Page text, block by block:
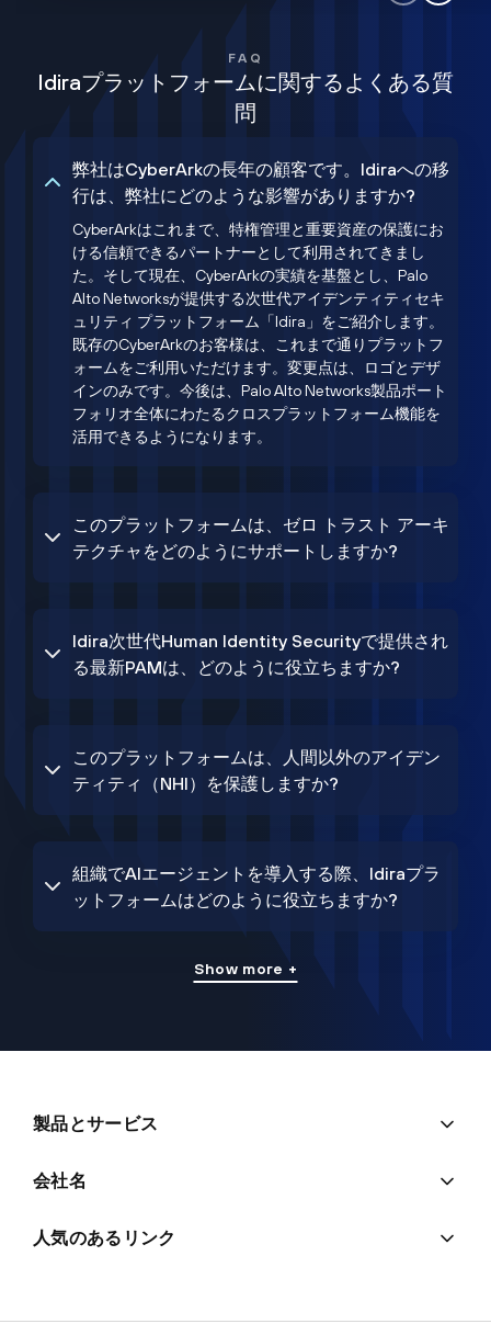
FAQ
Idiraプラットフォームに関するよくある質
問
弊社はCyberArkの長年の顧客です。Idiraへの移
行は、弊社にどのような影響がありますか?
CyberArkはこれまで、特権管理と重要資産の保護にお
ける信頼できるパートナーとして利用されてきまし
た。そして現在、CyberArkの実績を基盤とし、Palo
Alto Networksが提供する次世代アイデンティティセキ
ュリティ プラットフォーム「Idira」をご紹介します。
既存のCyberArkのお客様は、これまで通りプラットフ
ォームをご利用いただけます。変更点は、ロゴとデザ
インのみです。今後は、Palo Alto Networks製品ポート
フォリオ全体にわたるクロスプラットフォーム機能を
活用できるようになります。
このプラットフォームは、ゼロ トラスト アーキ
テクチャをどのようにサポートしますか?
Idira次世代Human Identity Securityで提供され
る最新PAMは、どのように役立ちますか?
このプラットフォームは、人間以外のアイデン
ティティ（NHI）を保護しますか?
組織でAIエージェントを導入する際、Idiraプラ
ットフォームはどのように役立ちますか?
Show more +
製品とサービス
会社名
人気のあるリンク